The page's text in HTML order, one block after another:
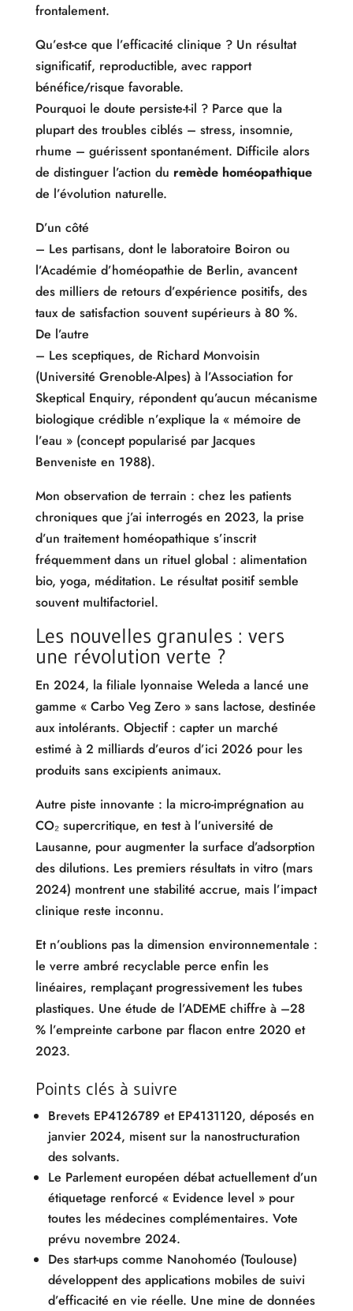
frontalement.
Qu’est-ce que l’efficacité clinique ? Un résultat
significatif, reproductible, avec rapport
bénéfice/risque favorable.
Pourquoi le doute persiste-t-il ? Parce que la
plupart des troubles ciblés – stress, insomnie,
rhume – guérissent spontanément. Difficile alors
de distinguer l’action du remède homéopathique
de l’évolution naturelle.
D’un côté
– Les partisans, dont le laboratoire Boiron ou
l’Académie d’homéopathie de Berlin, avancent
des milliers de retours d’expérience positifs, des
taux de satisfaction souvent supérieurs à 80 %.
De l’autre
– Les sceptiques, de Richard Monvoisin
(Université Grenoble-Alpes) à l’Association for
Skeptical Enquiry, répondent qu’aucun mécanisme
biologique crédible n’explique la « mémoire de
l’eau » (concept popularisé par Jacques
Benveniste en 1988).
Mon observation de terrain : chez les patients
chroniques que j’ai interrogés en 2023, la prise
d’un traitement homéopathique s’inscrit
fréquemment dans un rituel global : alimentation
bio, yoga, méditation. Le résultat positif semble
souvent multifactoriel.
Les nouvelles granules : vers
une révolution verte ?
En 2024, la filiale lyonnaise Weleda a lancé une
gamme « Carbo Veg Zero » sans lactose, destinée
aux intolérants. Objectif : capter un marché
estimé à 2 milliards d’euros d’ici 2026 pour les
produits sans excipients animaux.
Autre piste innovante : la micro-imprégnation au
CO₂ supercritique, en test à l’université de
Lausanne, pour augmenter la surface d’adsorption
des dilutions. Les premiers résultats in vitro (mars
2024) montrent une stabilité accrue, mais l’impact
clinique reste inconnu.
Et n’oublions pas la dimension environnementale :
le verre ambré recyclable perce enfin les
linéaires, remplaçant progressivement les tubes
plastiques. Une étude de l’ADEME chiffre à –28
% l’empreinte carbone par flacon entre 2020 et
2023.
Points clés à suivre
Brevets EP4126789 et EP4131120, déposés en
janvier 2024, misent sur la nanostructuration
des solvants.
Le Parlement européen débat actuellement d’un
étiquetage renforcé « Evidence level » pour
toutes les médecines complémentaires. Vote
prévu novembre 2024.
Des start-ups comme Nanohoméo (Toulouse)
développent des applications mobiles de suivi
d’efficacité en vie réelle. Une mine de données